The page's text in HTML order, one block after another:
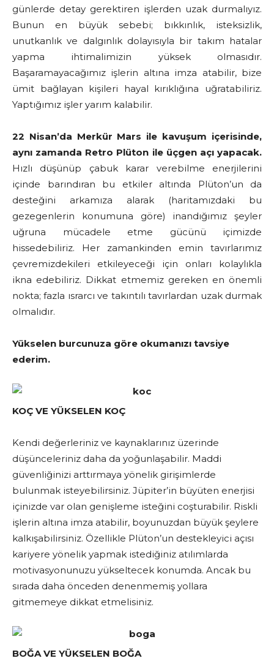
günlerde detay gerektiren işlerden uzak durmalıyız.
Bunun en büyük sebebi; bıkkınlık, isteksizlik,
unutkanlık ve dalgınlık dolayısıyla bir takım hatalar
yapma ihtimalimizin yüksek olmasıdır.
Başaramayacağımız işlerin altına imza atabilir, bize
ümit bağlayan kişileri hayal kırıklığına uğratabiliriz.
Yaptığımız işler yarım kalabilir.
22 Nisan’da Merkür Mars ile kavuşum içerisinde,
aynı zamanda Retro Plüton ile üçgen açı yapacak.
Hızlı düşünüp çabuk karar verebilme enerjilerini
içinde barındıran bu etkiler altında Plüton’un da
desteğini arkamıza alarak (haritamızdaki bu
gezegenlerin konumuna göre) inandığımız şeyler
uğruna mücadele etme gücünü içimizde
hissedebiliriz. Her zamankinden emin tavırlarımız
çevremizdekileri etkileyeceği için onları kolaylıkla
ikna edebiliriz. Dikkat etmemiz gereken en önemli
nokta; fazla ısrarcı ve takıntılı tavırlardan uzak durmak
olmalıdır.
Yükselen burcunuza göre okumanızı tavsiye
ederim.
KOÇ VE YÜKSELEN KOÇ
Kendi değerleriniz ve kaynaklarınız üzerinde
düşünceleriniz daha da yoğunlaşabilir. Maddi
güvenliğinizi arttırmaya yönelik girişimlerde
bulunmak isteyebilirsiniz. Jüpiter’in büyüten enerjisi
içinizde var olan genişleme isteğini coşturabilir. Riskli
işlerin altına imza atabilir, boyunuzdan büyük şeylere
kalkışabilirsiniz. Özellikle Plüton’un destekleyici açısı
kariyere yönelik yapmak istediğiniz atılımlarda
motivasyonunuzu yükseltecek konumda. Ancak bu
sırada daha önceden denenmemiş yollara
gitmemeye dikkat etmelisiniz.
BOĞA VE YÜKSELEN BOĞA